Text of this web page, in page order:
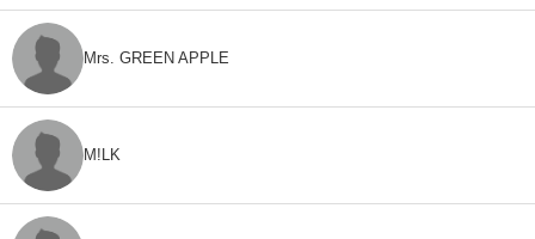
Mrs. GREEN APPLE
M!LK